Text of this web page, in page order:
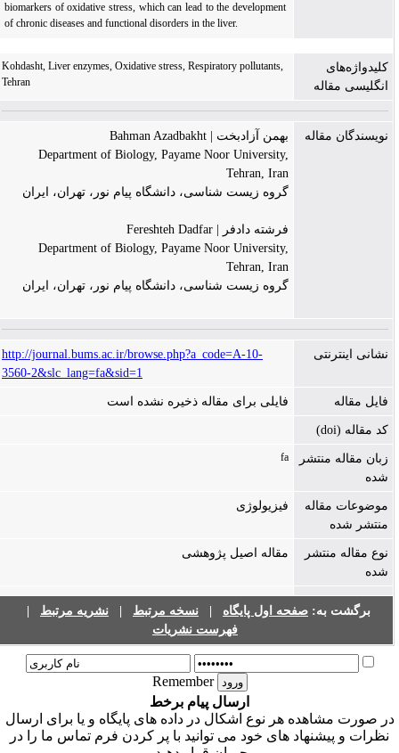
biomarkers of oxidative stress, which can lead to the development
of chronic diseases and functional disorders in the liver.
کلیدواژه‌های
انگلیسی مقاله
Kohdasht, Liver enzymes, Oxidative stress, Respiratory pollutants,
Tehran
نویسندگان مقاله
بهمن آزادبخت | Bahman Azadbakht
Department of Biology, Payame Noor University,
Tehran, Iran
گروه زیست شناسی، دانشگاه پیام نور، تهران، ایران
فرشته دادفر | Fereshteh Dadfar
Department of Biology, Payame Noor University,
Tehran, Iran
گروه زیست شناسی، دانشگاه پیام نور، تهران، ایران
نشانی اینترنتی
http://journal.bums.ac.ir/browse.php?a_code=A-10-
3560-2&slc_lang=fa&sid=1
فایل مقاله فایلی برای مقاله ذخیره نشده است
کد مقاله (doi)
زبان مقاله منتشر
شده
موضوعات مقاله
منتشر شده
فیزیولوژی
نوع مقاله منتشر
شده
مقاله اصیل پژوهشی
برگشت به:صفحه اول پایگاه| نسخه مرتبط| نشریه مرتبط|
فهرست نشریات
Remember
ارسال پیام برخط
صورت مشاهده هر نوع اشکال در داده های پایگاه و یا برای ارسال
نظرات و پیشنهاد های خود می توانید با پر کردن فرم تماس ما را در